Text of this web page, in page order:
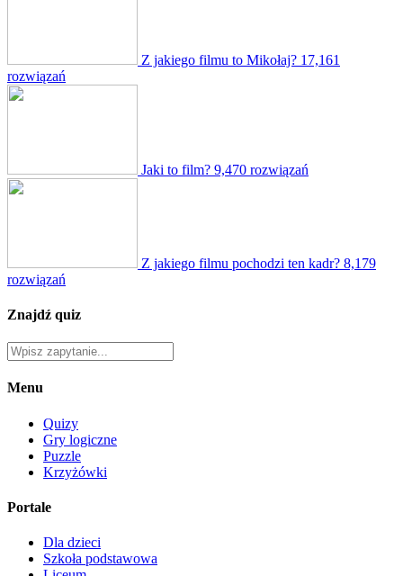
Z jakiego filmu to Mikołaj? 17,161
rozwiązań
Jaki to film? 9,470 rozwiązań
Z jakiego filmu pochodzi ten kadr? 8,179
rozwiązań
Znajdź quiz
Menu
Quizy
Gry logiczne
Puzzle
Krzyżówki
Portale
Dla dzieci
Szkoła podstawowa